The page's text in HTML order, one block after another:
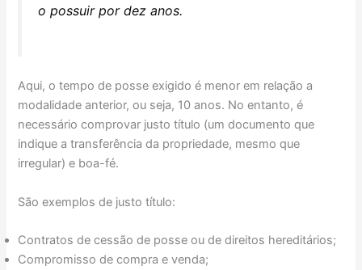
o possuir por dez anos.
Aqui, o tempo de posse exigido é menor em relação a
modalidade anterior, ou seja, 10 anos. No entanto, é
necessário comprovar justo título (um documento que
indique a transferência da propriedade, mesmo que
irregular) e boa-fé.
São exemplos de justo título:
Contratos de cessão de posse ou de direitos hereditários;
Compromisso de compra e venda;